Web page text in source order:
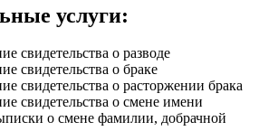
услуги:
свидетельства о разводе
свидетельства о браке
свидетельства о расторжении брака
свидетельства о смене имени
о смене фамилии, добрачной